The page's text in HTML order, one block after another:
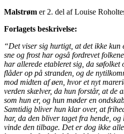
Malstrøm er 2. del af Louise
Forlagets beskrivelse:
“Det viser sig hurtigt, at det ikke
sne og frost har også fordrevet
har allerede etableret sig, da søfolket
flåder op på stranden, og de
mod midten af øen, hvor et nyt
verden skælver, da hun forstår, at de
som hun er, og hun møder en
Samtidig bliver hun klar over, at
har, da den bliver taget fra hende,
vinde den tilbage. Det er dog ikke